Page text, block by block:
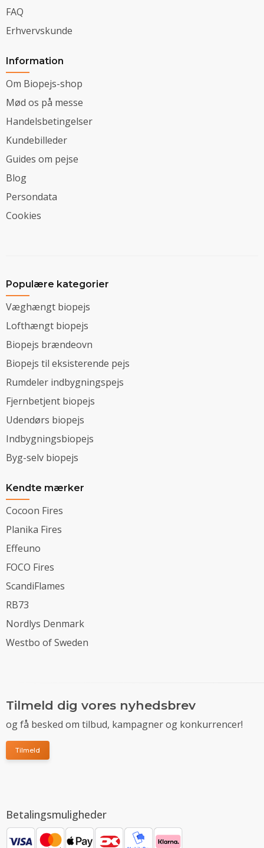
FAQ
Erhvervskunde
Information
Om Biopejs-shop
Mød os på messe
Handelsbetingelser
Kundebilleder
Guides om pejse
Blog
Persondata
Cookies
Populære kategorier
Væghængt biopejs
Lofthængt biopejs
Biopejs brændeovn
Biopejs til eksisterende pejs
Rumdeler indbygningspejs
Fjernbetjent biopejs
Udendørs biopejs
Indbygningsbiopejs
Byg-selv biopejs
Kendte mærker
Cocoon Fires
Planika Fires
Effeuno
FOCO Fires
ScandiFlames
RB73
Nordlys Denmark
Westbo of Sweden
Tilmeld dig vores nyhedsbrev
og få besked om tilbud, kampagner og konkurrencer!
Tilmeld
Betalingsmuligheder